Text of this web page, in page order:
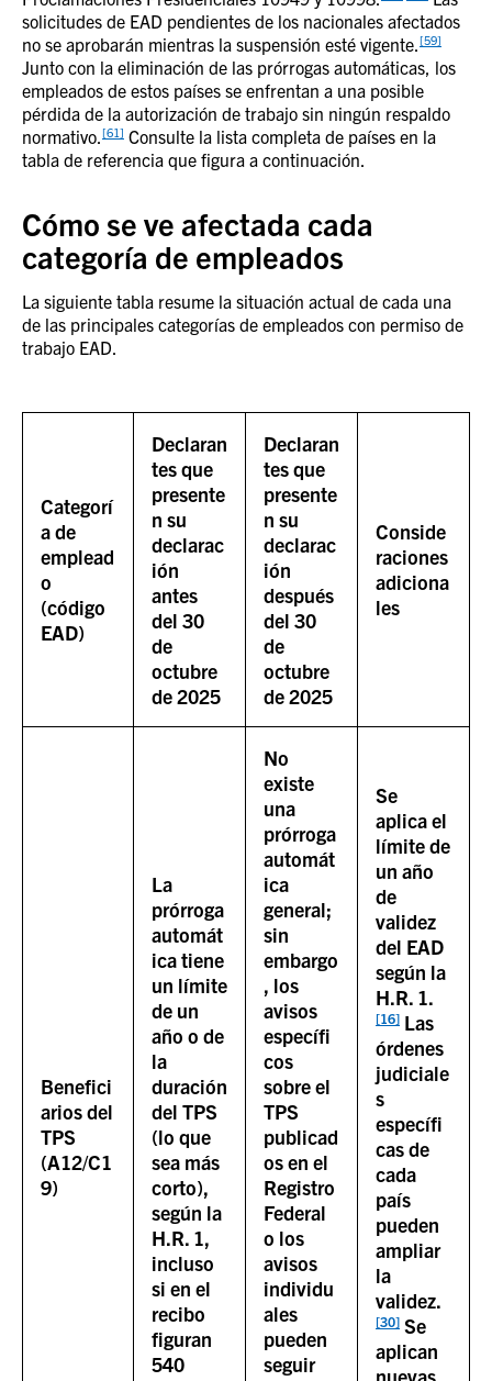
solicitudes de EAD pendientes de los nacionales afectados
no se aprobarán mientras la suspensión esté vigente.[59]
Junto con la eliminación de las prórrogas automáticas, los
empleados de estos países se enfrentan a una posible
pérdida de la autorización de trabajo sin ningún respaldo
normativo.[61] Consulte la lista completa de países en la
tabla de referencia que figura a continuación.
Cómo se ve afectada cada
categoría de empleados
La siguiente tabla resume la situación actual de cada una
de las principales categorías de empleados con permiso de
trabajo EAD.
Categorí
a de
emplead
o
(código
EAD)
Declaran
tes que
presente
n su
declarac
ión
antes
del 30
de
octubre
de 2025
Declaran
tes que
presente
n su
declarac
ión
después
del 30
de
octubre
de 2025
Conside
raciones
adiciona
les
Benefici
arios del
TPS
(A12/C1
9)
La
prórroga
automát
ica tiene
un límite
de un
año o de
la
duración
del TPS
(lo que
sea más
corto),
según la
H.R. 1,
incluso
si en el
recibo
figuran
540
No
existe
una
prórroga
automát
ica
general;
sin
embargo
, los
avisos
específi
cos
sobre el
TPS
publicad
os en el
Registro
Federal
o los
avisos
individu
ales
pueden
seguir
Se
aplica el
límite de
un año
de
validez
del EAD
según la
H.R. 1.
[16] Las
órdenes
judiciale
s
específi
cas de
cada
país
pueden
ampliar
la
validez.
[30] Se
aplican